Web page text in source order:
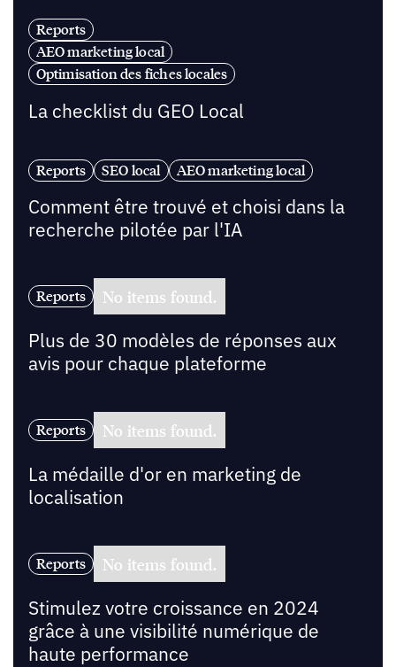
Reports
AEO marketing local
Optimisation des fiches locales
La checklist du GEO Local
Reports SEO local AEO marketing local
Comment être trouvé et choisi dans la
recherche pilotée par l'IA
Reports No items found.
Plus de 30 modèles de réponses aux
avis pour chaque plateforme
Reports No items found.
La médaille d'or en marketing de
localisation
Reports No items found.
Stimulez votre croissance en 2024
grâce à une visibilité numérique de
haute performance